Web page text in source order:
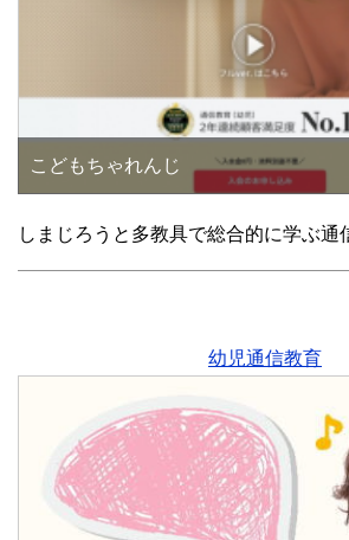
こどもちゃれんじ
しまじろうと多教具で総合的に学ぶ通
幼児通信教育